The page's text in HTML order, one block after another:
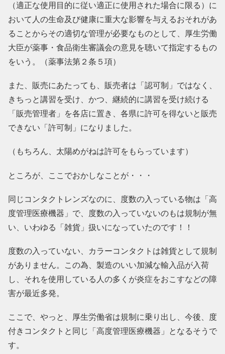
（適正な使用目的に従い適正に使用された場合に限る）に
おいて人の生命及び健康に重大な影響を与えるおそれがあ
ることからその適切な管理が必要なものとして、厚生労働
大臣が薬事・食品衛生審議会の意見を聴いて指定するもの
をいう。（薬事法第２条５項）
また、販売にあたっても、販売者は「認可制」ではなく、
きちっと講習を受け、かつ、継続的に講習を受け続ける
「販売管理者」を各店に置き、各県に許可を得ないと販売
できない「許可制」になりました。
（もちろん、太陽めがねは許可をもらっています）
ところが、ここでおかしなことが・・・
同じコンタクトレンズなのに、度数の入っている物は「高
度管理医療機器」で、度数の入っていないのもは規制が無
い、いわゆる「雑貨」扱いになっていたのです！！
度数の入っていない、カラーコンタクトは雑貨として規制
がありません。この為、製造のいい加減な輸入品が入荷
し、それを使用している人の多くが炎症をおこすなどの障
害が最近多発。
ここで、やっと、厚生労働省は規制に乗り出し、今後、度
付きコンタクトと同じ「高度管理医療機器」となるそうで
す。